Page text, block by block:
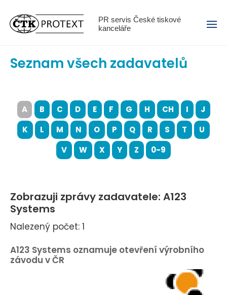
PR servis České tiskové
kanceláře
Menu
Seznam všech zadavatelů
A B C D E F G H CH I
J
K
L M N O P Q R S T
U
V
W X Y Z 0-9
Zobrazuji zprávy zadavatele: A123
Systems
Nalezený počet: 1
A123 Systems oznamuje otevření výrobního
závodu v ČR